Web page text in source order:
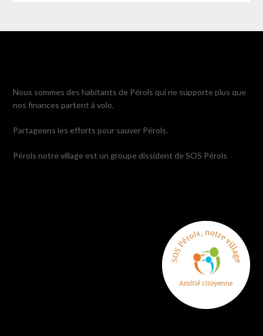
Nous sommes des habitants de Pérols qui ne supporte plus que
nos finances partent à volo.
Partageons les efforts pour sauver Pérols.
Pérols notre village est un groupe dissident de SOS Pérols